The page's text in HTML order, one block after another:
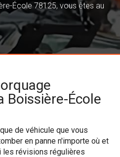
École 78125, vous êtes au
Boissière-École
de véhicule que vous
en panne n'importe où et
les révisions régulières